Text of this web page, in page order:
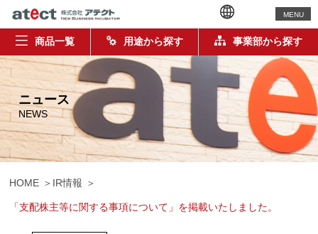
MENU
商品一覧 用途から探す 事業部から探す
ニュース
NEWS
HOME IR情報
「支配株主等に関する事項について」を掲載いたしました。